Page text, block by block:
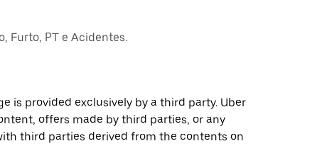
Furto, PT e Acidentes.
is provided exclusively by a third party. Uber
offers made by third parties, or any
third parties derived from the contents on